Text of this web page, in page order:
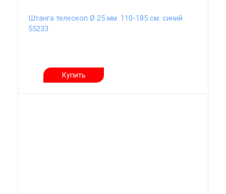
Штанга телескоп Ø 25 мм. 110-185 см. синий
55233
Купить